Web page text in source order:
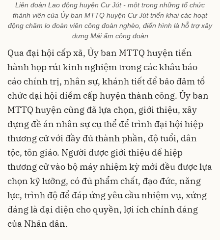
Liên đoàn Lao động huyện Cư Jút - một trong những tổ chức
thành viên của Ủy ban MTTQ huyện Cư Jút triển khai các hoạt
động chăm lo đoàn viên công đoàn nghèo, điển hình là hỗ trợ xây
dựng Mái ấm công đoàn
Qua đại hội cấp xã, Ủy ban MTTQ huyện tiến
hành họp rút kinh nghiệm trong các khâu báo
cáo chính trị, nhân sự, khánh tiết để bảo đảm tổ
chức đại hội điểm cấp huyện thành công. Ủy ban
MTTQ huyện cũng đã lựa chọn, giới thiệu, xây
dựng đề án nhân sự cụ thể để trình đại hội hiệp
thương cử với đầy đủ thành phần, độ tuổi, dân
tộc, tôn giáo. Người được giới thiệu để hiệp
thương cử vào bộ máy nhiệm kỳ mới đều được lựa
chọn kỹ lưỡng, có đủ phẩm chất, đạo đức, năng
lực, trình độ để đáp ứng yêu cầu nhiệm vụ, xứng
đáng là đại diện cho quyền, lợi ích chính đáng
của Nhân dân.